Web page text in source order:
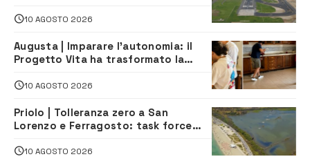
10 AGOSTO 2026
Augusta | Imparare l’autonomia: il
Progetto Vita ha trasformato la
indipendenza
10 AGOSTO 2026
Priolo | Tolleranza zero a San
Lorenzo e Ferragosto: task force
navette gratuite
10 AGOSTO 2026